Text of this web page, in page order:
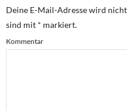
Deine E-Mail-Adresse wird
sind mit * markiert.
Kommentar